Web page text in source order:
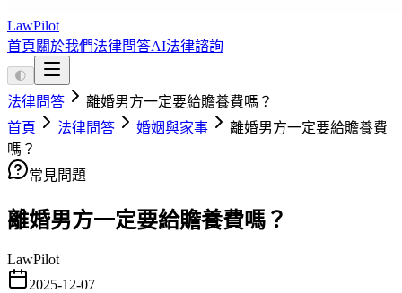
LawPilot
首頁 關於我們法律問答AI法律諮詢
🌓
法律問答
離婚男方一定要給贍養費嗎？
首頁
法律問答 婚姻與家事
離婚男方一定要給贍養費
嗎？
常見問題
離婚男方一定要給贍養費嗎？
LawPilot
2025-12-07